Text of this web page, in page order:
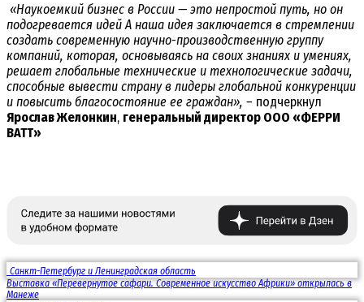
«Наукоемкий бизнес в России — это непростой путь, но он
подогревается идей А наша идея заключается в стремлении
создать современную научно-производственную группу
компаний, которая, основываясь на своих знаниях и умениях,
решает глобальные технические и технологические задачи,
способные вывести страну в лидеры глобальной конкуренции
и повысить благосостояние ее граждан», – подчеркнул
Ярослав Желонкин, генеральный директор ООО «ФЕРРИ
ВATT»
Санкт-Петербург и Ленинградская область
Выставка «Перевернутое сафари. Современное искусство Африки» открылась в
Манеже